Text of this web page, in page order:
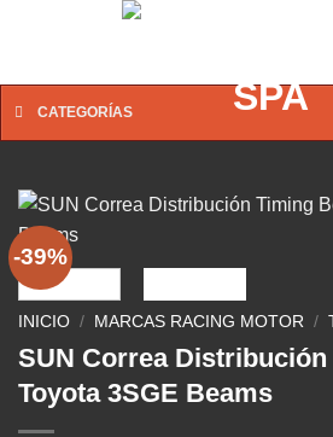
CATEGORÍAS
-39%
INICIO / MARCAS RACING MOTOR /
SUN Correa
Toyota 3SGE Beams